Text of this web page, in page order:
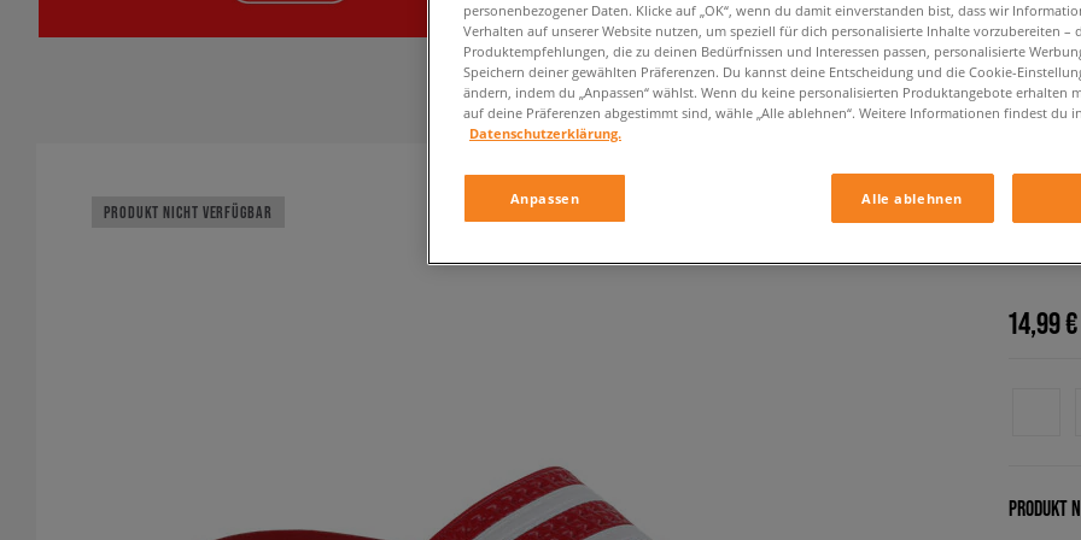
PRODUKT NICHT VERFÜGBAR
damen,
14,99 €
PRODUKT
personenbezogener Daten. Klicke auf „OK“, wenn du damit einverstanden bist, dass wir
Verhalten auf unserer Website nutzen, um speziell für dich personalisierte Inhalte vorzubereiten –
Produktempfehlungen, die zu deinen Bedürfnissen und Interessen passen, personalisierte
Speichern deiner gewählten Präferenzen. Du kannst deine Entscheidung und die Cookie-
ändern, indem du „Anpassen“ wählst. Wenn du keine personalisierten Produktangebote erhalten
auf deine Präferenzen abgestimmt sind, wähle „Alle ablehnen“. Weitere Informationen findest du
Datenschutzerklärung.
Anpassen Alle ablehnen